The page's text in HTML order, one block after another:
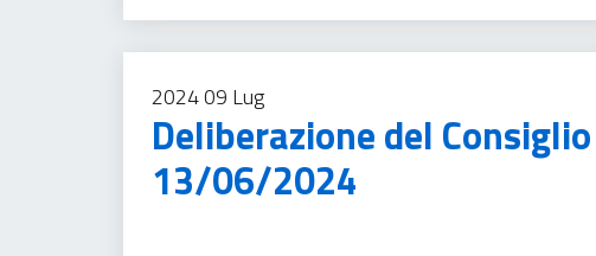
202409 Lug
Deliberazione del
13/06/2024